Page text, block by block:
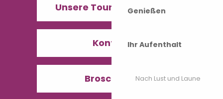
Genießen
Ihr Aufenthalt
Nach Lust und Laune
Unsere Tourismusbüros
Kontakt
Broschüren